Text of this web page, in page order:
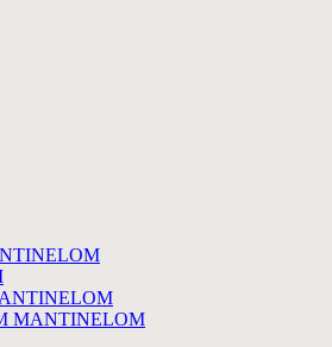
MANTINELOM